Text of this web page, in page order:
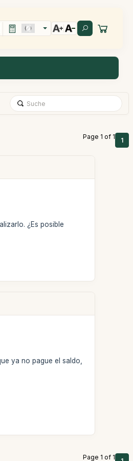
Page 1 of 1 1
¿Es posible
ya no pague el saldo,
Page 1 of 1